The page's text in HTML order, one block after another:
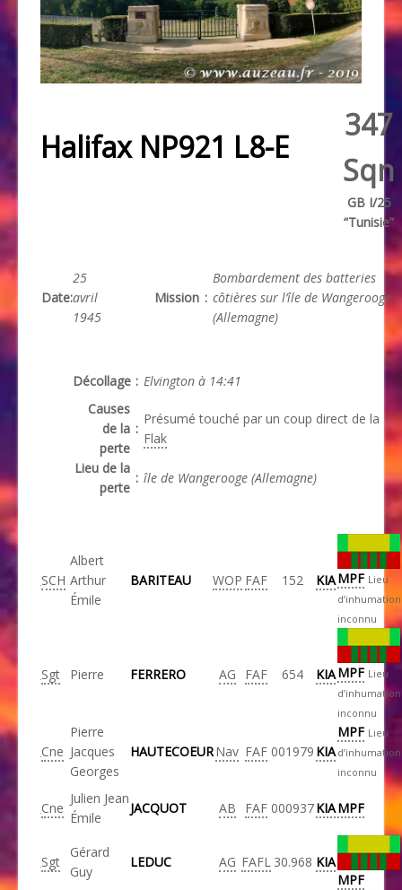
Halifax NP921 L8-E
347
Sqn
GB I/25
“Tunisie”
Date:
25
avril
1945
Mission :
Bombardement des batteries
côtières sur l’île de Wangerooge
(Allemagne)
Décollage : Elvington à 14:41
Causes
de la
perte
:
Présumé touché par un coup direct de la
Flak
Lieu de la
perte
: île de Wangerooge (Allemagne)
SCH
Albert
Arthur
Émile
BARITEAU WOP FAF 152 KIAMPF Lieu
d’inhumation
inconnu
Sgt Pierre FERRERO AG FAF 654 KIAMPF Lieu
d’inhumation
inconnu
Cne
Pierre
Jacques
Georges
HAUTECOEURNav FAF 001979 KIA
MPF Lieu
d’inhumation
inconnu
Cne
Julien Jean
Émile
JACQUOT AB FAF 000937KIAMPF
Sgt
Gérard
Guy
LEDUC AG FAFL 30.968 KIA
MPF